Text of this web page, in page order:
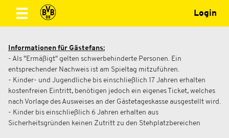
Login
Informationen für Gästefans:
- Als "Ermäßigt" gelten schwerbehinderte Personen. Ein
entsprechender Nachweis ist am Spieltag mitzuführen.
- Kinder- und Jugendliche bis einschließlich 17 Jahren erhalten
kostenfreien Eintritt, benötigen jedoch ein eigenes Ticket, welches
nach Vorlage des Ausweises an der Gästetageskasse ausgestellt wird.
- Kinder bis einschließlich 6 Jahren erhalten aus
Sicherheitsgründen keinen Zutritt zu den Stehplatzbereichen